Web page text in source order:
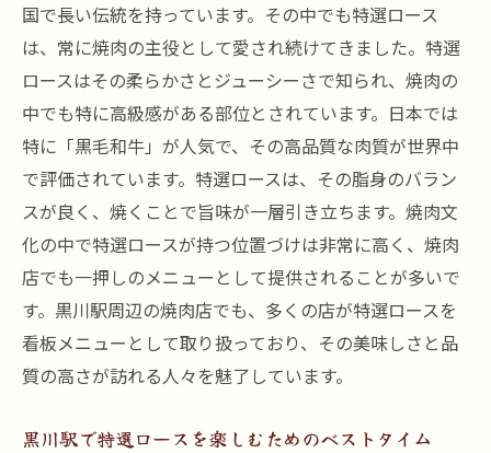
特選ロースの脂身と赤身のバランス
特選ロースに合うワインのおすすめ
焼肉 牛炭での特選ロースの楽しみ方
黒川駅周辺の焼肉食べ放題店の紹介
国で長い伝統を持っています。その中でも特選ロース
は、常に焼肉の主役として愛され続けてきました。特選
ロースはその柔らかさとジューシーさで知られ、焼肉の
中でも特に高級感がある部位とされています。日本では
特に「黒毛和牛」が人気で、その高品質な肉質が世界中
で評価されています。特選ロースは、その脂身のバラン
スが良く、焼くことで旨味が一層引き立ちます。焼肉文
化の中で特選ロースが持つ位置づけは非常に高く、焼肉
店でも一押しのメニューとして提供されることが多いで
す。黒川駅周辺の焼肉店でも、多くの店が特選ロースを
看板メニューとして取り扱っており、その美味しさと品
質の高さが訪れる人々を魅了しています。
黒川駅で特選ロースを楽しむためのベストタイム